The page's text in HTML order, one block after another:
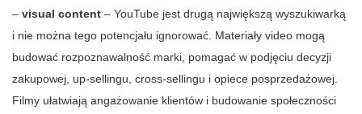
– visual content – YouTube jest drugą największą wyszukiwarką
i nie można tego potencjału ignorować. Materiały video mogą
budować rozpoznawalność marki, pomagać w podjęciu decyzji
zakupowej, up-sellingu, cross-sellingu i opiece posprzedażowej.
Filmy ułatwiają angażowanie klientów i budowanie społeczności